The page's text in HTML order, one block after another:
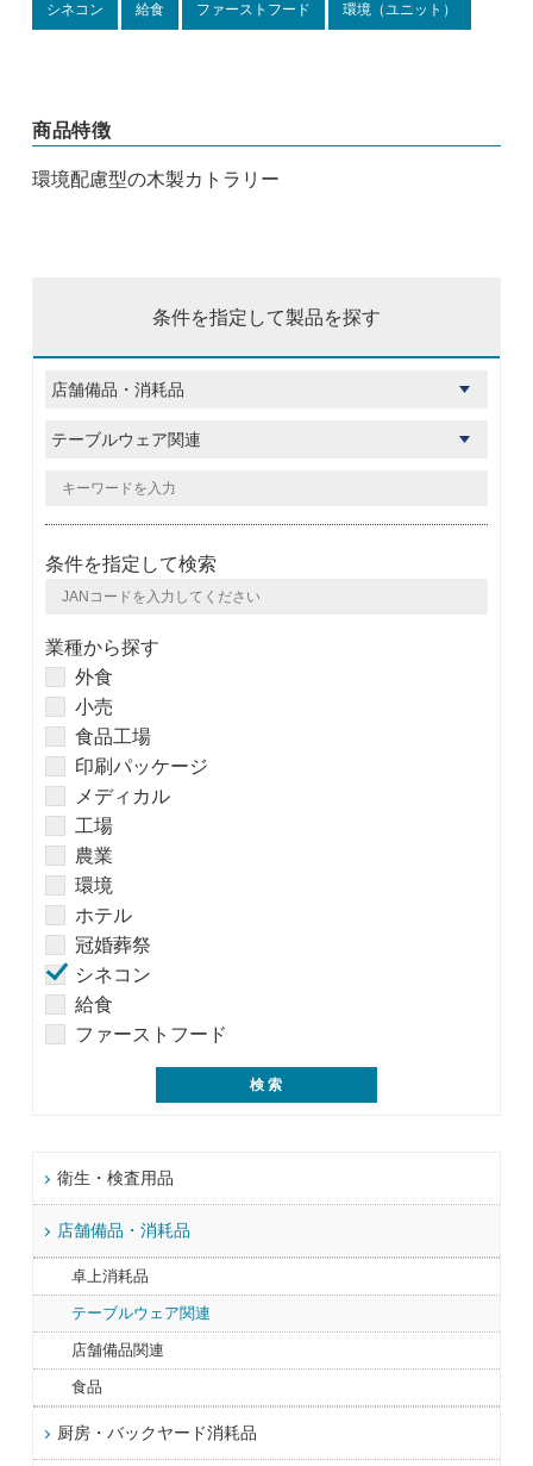
シネコン 給食 ファーストフード 環境（ユニット）
商品特徴
環境配慮型の木製カトラリー
条件を指定して製品を探す
条件を指定して検索
業種から探す
外食
小売
食品工場
印刷パッケージ
メディカル
工場
農業
環境
ホテル
冠婚葬祭
シネコン
給食
ファーストフード
衛生・検査用品
店舗備品・消耗品
卓上消耗品
テーブルウェア関連
店舗備品関連
食品
厨房・バックヤード消耗品